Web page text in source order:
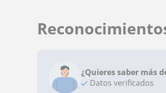
¿Quieres saber más
Datos verificados